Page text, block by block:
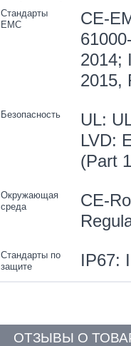
Стандарты
EMC
CE-
2014;
2015,
Безопасность
UL:
LVD:
(Part
Окружающая
среда
CE-
Стандарты по
защите
IP67:
ОТЗЫВЫ О